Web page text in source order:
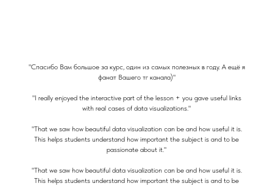
"Спасибо Вам большое за курс, один из самых полезных в году. А ещё я
фанат Вашего тг канала)"
"I really enjoyed the interactive part of the lesson + you gave useful links
with real cases of data visualizations."
"That we saw how beautiful data visualization can be and how useful it is.
This helps students understand how important the subject is and to be
passionate about it."
"That we saw how beautiful data visualization can be and how useful it is.
This helps students understand how important the subject is and to be